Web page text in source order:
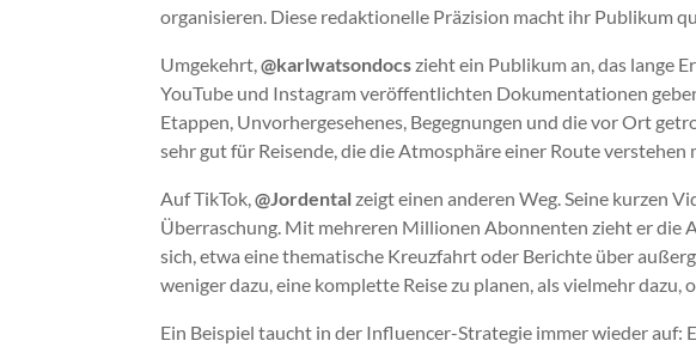
organisieren. Diese redaktionelle Präzision macht ihr Publikum
Umgekehrt,@karlwatsondocszieht ein Publikum an, das lange
YouTube und Instagram veröffentlichten Dokumentationen
Etappen, Unvorhergesehenes, Begegnungen und die vor Ort
sehr gut für Reisende, die die Atmosphäre einer Route verstehen
Auf TikTok,@Jordentalzeigt einen anderen Weg. Seine kurzen
Überraschung. Mit mehreren Millionen Abonnenten zieht er die
sich, etwa eine thematische Kreuzfahrt oder Berichte über
weniger dazu, eine komplette Reise zu planen, als vielmehr dazu,
Ein Beispiel taucht in der Influencer-Strategie immer wieder auf: